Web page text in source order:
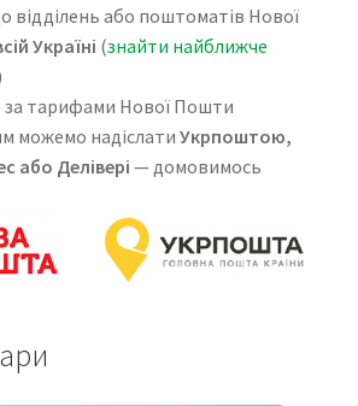
відділень або поштоматів Нової
Україні (знайти найближче
тарифами Нової Пошти
можемо надіслати Укрпоштою,
або Делівері— домовимось